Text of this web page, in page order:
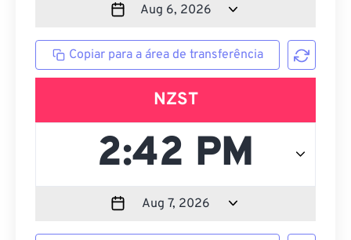
Copiar para a área de transferência
NZST